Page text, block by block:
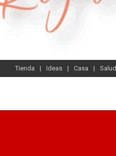
Tienda Ideas Casa Salud